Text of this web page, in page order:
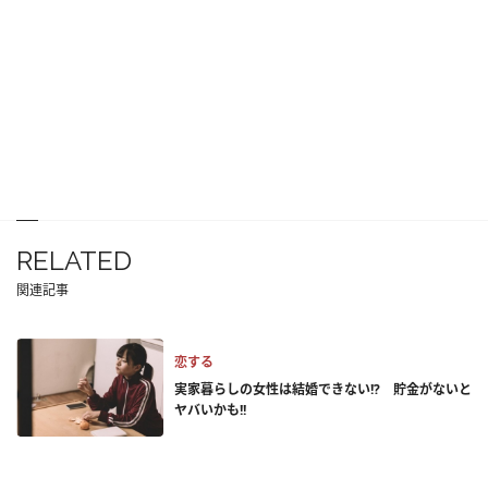
RELATED
関連記事
恋する
実家暮らしの女性は結婚できない!? 貯金がないと
ヤバいかも!!